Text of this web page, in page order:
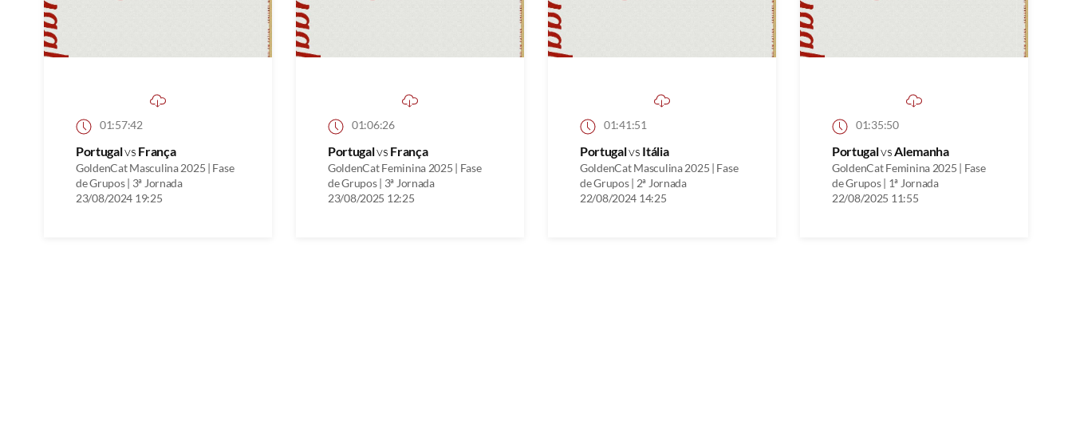
01:57:42
Portugalvs França
GoldenCat Masculina 2025 | Fase
de Grupos | 3ª Jornada
23/08/2024 19:25
01:06:26
Portugalvs França
GoldenCat Feminina 2025 | Fase
de Grupos | 3ª Jornada
23/08/2025 12:25
01:41:51
Portugalvs Itália
GoldenCat Masculina 2025 | Fase
de Grupos | 2ª Jornada
22/08/2024 14:25
01:35:50
PortugalvsAlemanha
GoldenCat Feminina 2025 | Fase
de Grupos | 1ª Jornada
22/08/2025 11:55